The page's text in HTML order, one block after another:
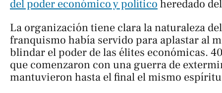
del poder económico y político heredado
La organización tiene clara la naturaleza
franquismo había servido para aplastar al
blindar el poder de las élites económicas.
que comenzaron con una guerra de
mantuvieron hasta el final el mismo